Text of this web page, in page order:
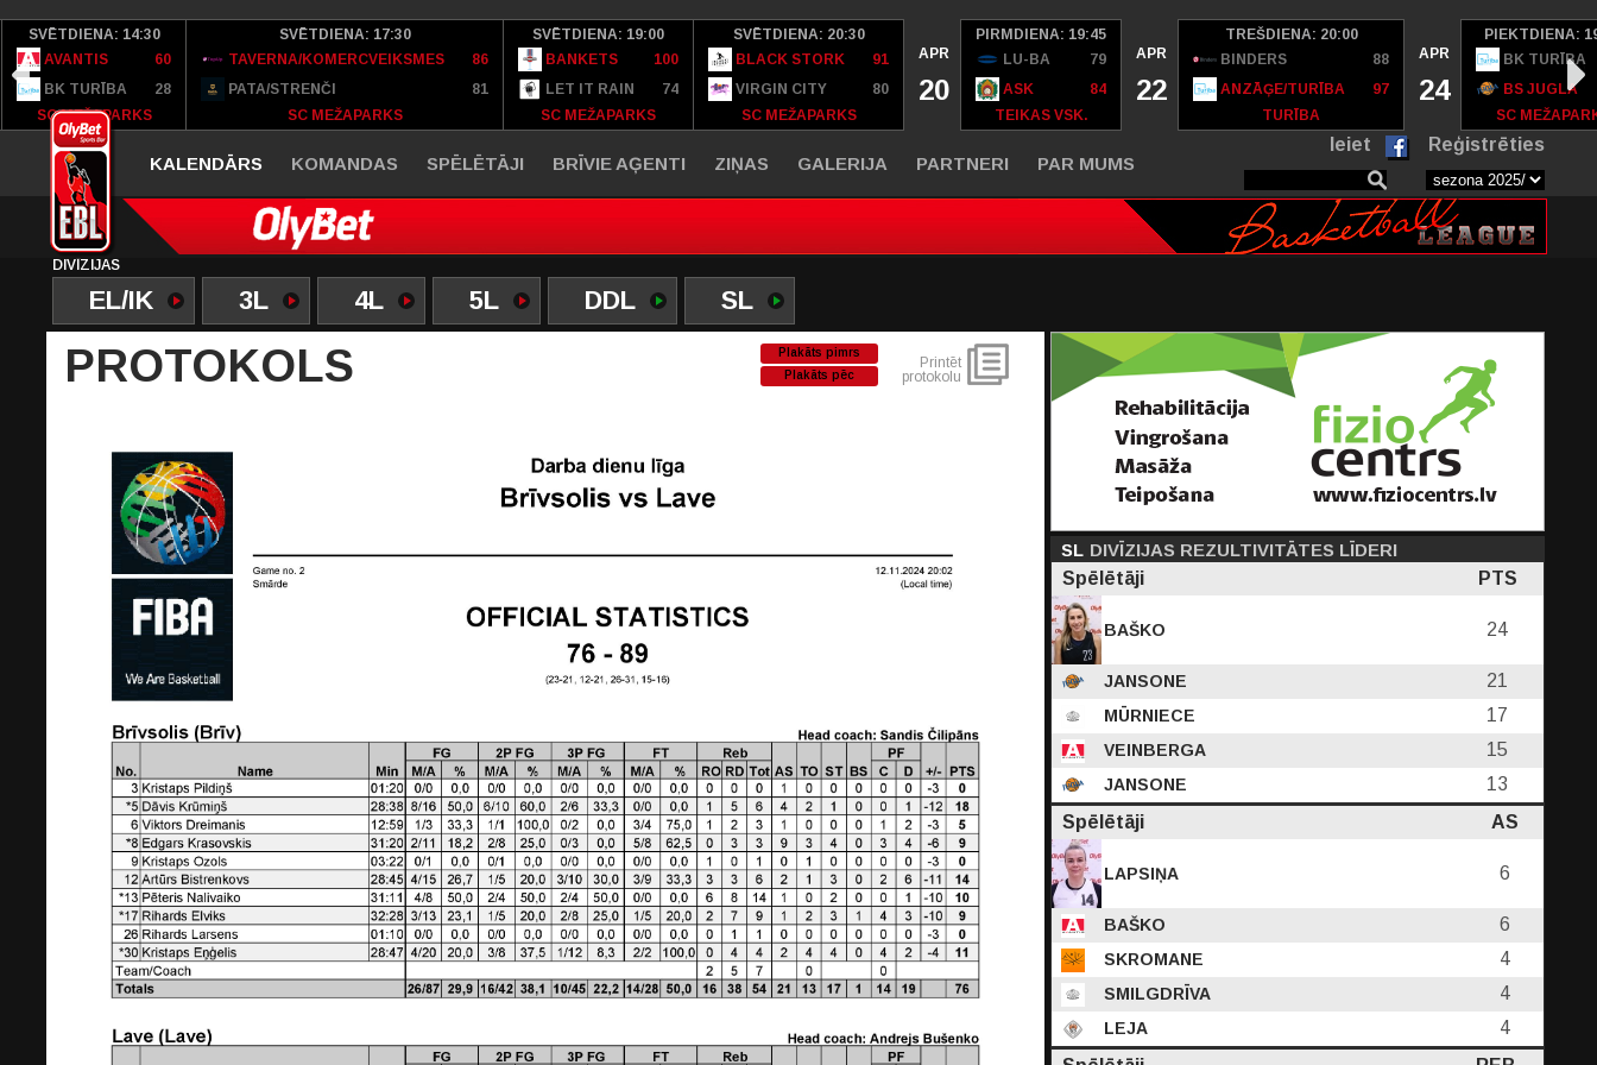
SVĒTDIENA: 14:30
AVANTIS
60
BK TURĪBA
28
SC MEŽAPARKS
SVĒTDIENA: 17:30
TAVERNA/KOMERCVEIKSMES
86
PATA/STRENČI
81
SC MEŽAPARKS
SVĒTDIENA: 19:00
BANKETS
100
LET IT RAIN
74
SC MEŽAPARKS
SVĒTDIENA: 20:30
BLACK STORK
91
VIRGIN CITY
80
SC MEŽAPARKS
APR
20
PIRMDIENA: 19:45
LU-BA
79
ASK
84
TEIKAS VSK.
APR
22
TREŠDIENA: 20:00
BINDERS
88
ANZĀĢE/TURĪBA
97
TURĪBA
APR
24
PIEKTDIENA:
BK TURĪBA
BS JUGLA
SC
KALENDĀRS KOMANDAS SPĒLĒTĀJI BRĪVIE AĢENTI ZIŅAS GALERIJA PARTNERI PAR MUMS
Ieiet Reģistrēties
DIVĪZIJAS
EL/IK 3L 4L 5L DDL SL
PROTOKOLS
Plakāts pimrs
Plakāts pēc
Printēt
protokolu
SL DIVĪZIJAS REZULTIVITĀTES LĪDERI
Spēlētāji
PTS
BAŠKO 24
JANSONE 21
MŪRNIECE 17
VEINBERGA 15
JANSONE
13
Spēlētāji
AS
LAPSIŅA 6
BAŠKO 6
SKROMANE 4
SMILGDRĪVA 4
LEJA
4